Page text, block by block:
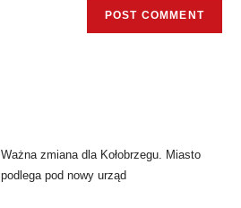
Ważna zmiana dla Kołobrzegu. Miasto
podlega pod nowy urząd